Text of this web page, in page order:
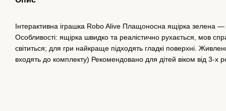
Інтерактивна іграшка Robo Alive Плащоносна ящірка зелена
Особливості: ящірка швидко та реалістично рухається, мов
світиться; для гри найкраще підходять гладкі поверхні.
входять до комплекту) Рекомендовано для дітей віком від 3-х